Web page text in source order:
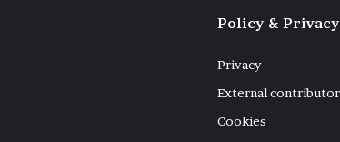
Policy & Privacy
Privacy
External
Cookies